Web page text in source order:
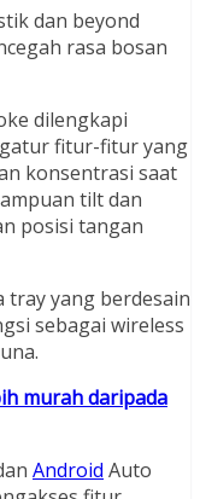
dan beyond
rasa bosan
dilengkapi
fitur-fitur yang
konsentrasi saat
tilt dan
posisi tangan
tray yang berdesain
sebagai wireless
murah daripada
Android Auto